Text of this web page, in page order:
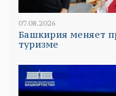
07.08.2026
Башкирия меняет
туризме